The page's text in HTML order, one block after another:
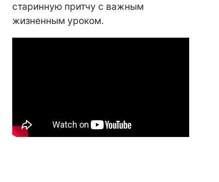
старинную притчу с важным
жизненным уроком.